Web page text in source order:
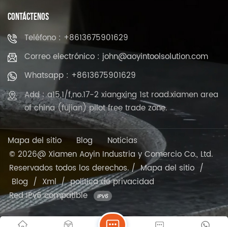
CONTÁCTENOS
Teléfono : +8613675901629
Correo electrónico : john@aoyintoolsolution.com
Whatsapp : +8613675901629
Add : a15,1/f,no.17-2 xiangxing 1st road.xiamen area
of china (fujian) pilot free trade zone.
Mapa del sitio Blog
Noticias
© 2026@ Xiamen Aoyin Industria y Comercio Co., Ltd.
Reservados todos los derechos. /Mapa del sitio /
Blog / Xml/política de privacidad
Red IPv6 compatible